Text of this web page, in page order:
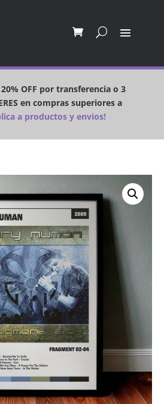
20% OFF por transferencia o 3
en compras superiores a
a productos y envios!